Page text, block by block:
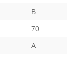
B
70
A